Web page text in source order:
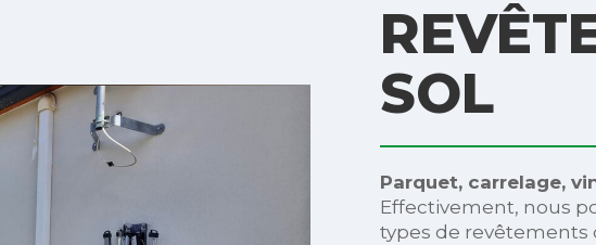
SOL
Parquet, carrelage,
Effectivement, nous
types de revêtements